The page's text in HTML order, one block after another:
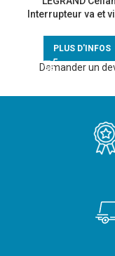
Interrupteur va et
PLUS D'INFOS
Demander un